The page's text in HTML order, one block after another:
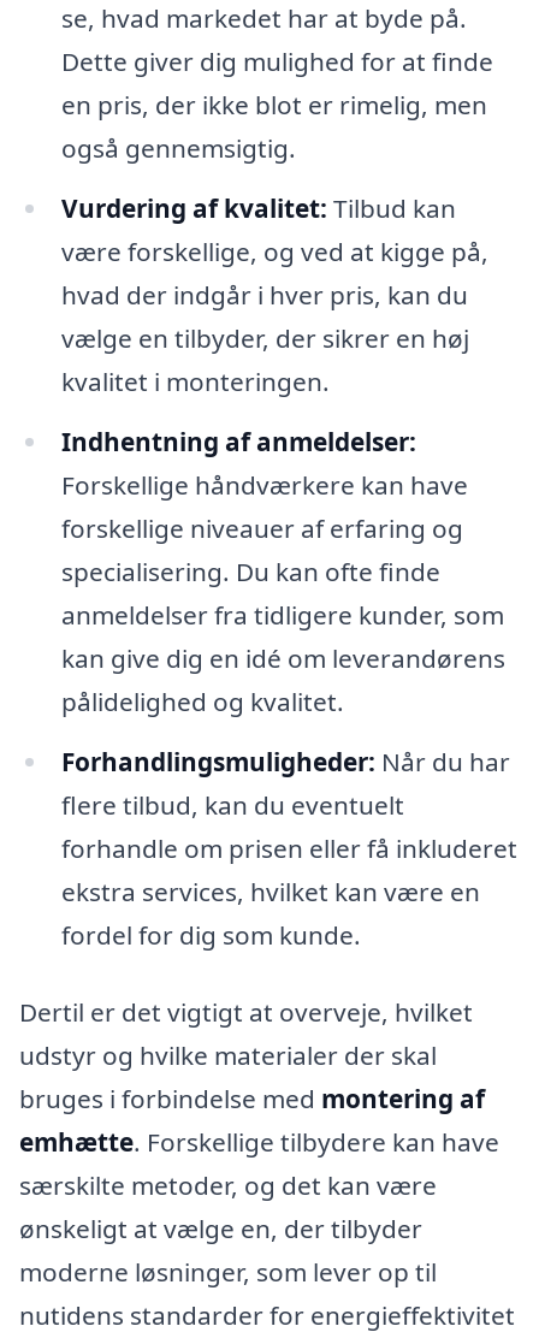
se, hvad markedet har at byde på.
Dette giver dig mulighed for at finde
en pris, der ikke blot er rimelig, men
også gennemsigtig.
Vurdering af kvalitet: Tilbud kan
være forskellige, og ved at kigge på,
hvad der indgår i hver pris, kan du
vælge en tilbyder, der sikrer en høj
kvalitet i monteringen.
Indhentning af anmeldelser:
Forskellige håndværkere kan have
forskellige niveauer af erfaring og
specialisering. Du kan ofte finde
anmeldelser fra tidligere kunder, som
kan give dig en idé om leverandørens
pålidelighed og kvalitet.
Forhandlingsmuligheder: Når du har
flere tilbud, kan du eventuelt
forhandle om prisen eller få inkluderet
ekstra services, hvilket kan være en
fordel for dig som kunde.
Dertil er det vigtigt at overveje, hvilket
udstyr og hvilke materialer der skal
bruges i forbindelse med montering af
emhætte. Forskellige tilbydere kan have
særskilte metoder, og det kan være
ønskeligt at vælge en, der tilbyder
moderne løsninger, som lever op til
nutidens standarder for energieffektivitet